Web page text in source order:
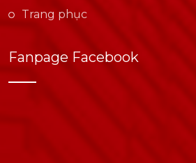
Trang phục
Fanpage Facebook